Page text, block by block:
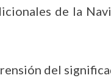
de la
del